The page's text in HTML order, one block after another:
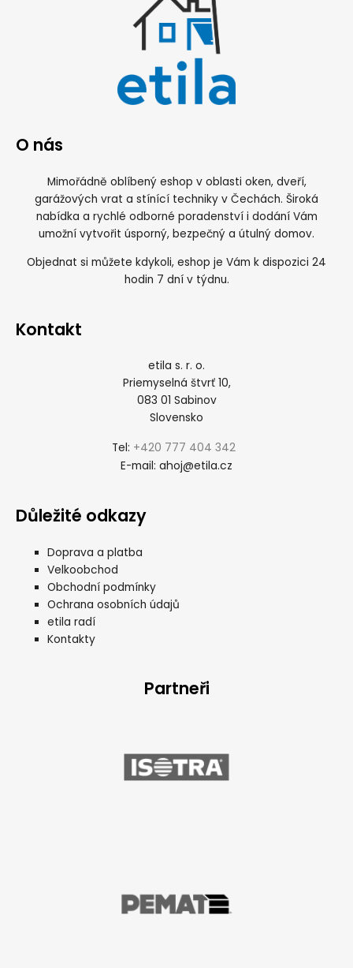
O nás
Mimořádně oblíbený eshop v oblasti oken, dveří,
garážových vrat a stínící techniky v Čechách. Široká
nabídka a rychlé odborné poradenství i dodání Vám
umožní vytvořit úsporný, bezpečný a útulný domov.
Objednat si můžete kdykoli, eshop je Vám k dispozici 24
hodin 7 dní v týdnu.
Kontakt
etila s. r. o.
Priemyselná štvrť 10,
083 01 Sabinov
Slovensko
Tel: +420 777 404 342
E-mail: ahoj@etila.cz
Důležité odkazy
Doprava a platba
Velkoobchod
Obchodní podmínky
Ochrana osobních údajů
etila radí
Kontakty
Partneři